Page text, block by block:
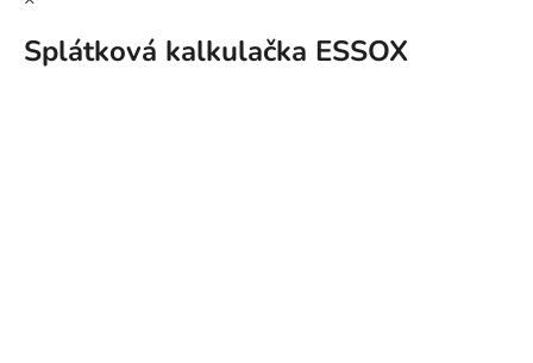
Splátková kalkulačka ESSOX